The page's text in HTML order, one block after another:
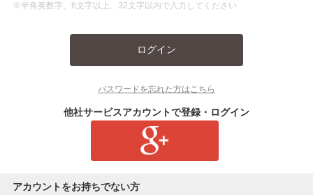
※半角英数字、6文字以上、32文字以内で入力してください
ログイン
パスワードを忘れた方はこちら
他社サービスアカウントで登録・ログイン
アカウントをお持ちでない方